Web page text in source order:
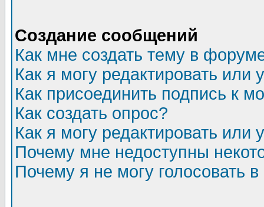
Создание сообщений
Как мне создать тему в
Как я могу редактировать или
Как присоединить подпись к
Как создать опрос?
Как я могу редактировать или
Почему мне недоступны
Почему я не могу голосовать